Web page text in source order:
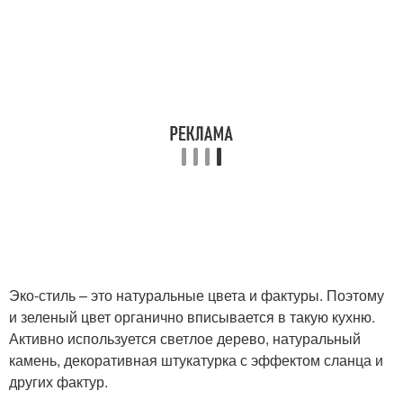
Эко-стиль – это натуральные цвета и фактуры. Поэтому
и зеленый цвет органично вписывается в такую кухню.
Активно используется светлое дерево, натуральный
камень, декоративная штукатурка с эффектом сланца и
других фактур.